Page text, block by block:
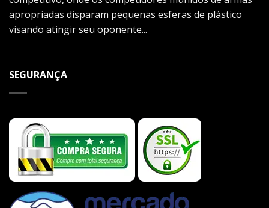
apropriadas disparam pequenas esferas de plástico
visando atingir seu oponente...
SEGURANÇA